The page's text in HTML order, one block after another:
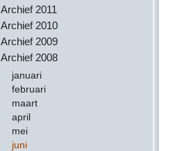
Archief 2011
Archief 2010
Archief 2009
Archief 2008
januari
februari
maart
april
mei
juni